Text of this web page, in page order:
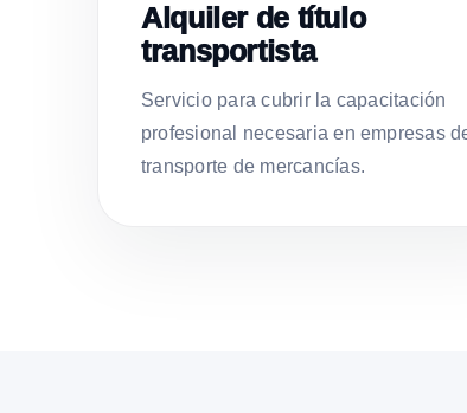
Alquiler de título
transportista
Servicio para cubrir la capacitación
profesional necesaria en empresas
transporte de mercancías.